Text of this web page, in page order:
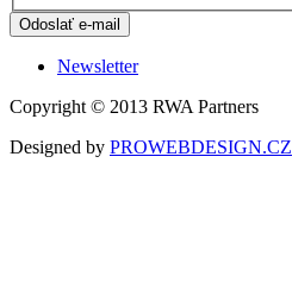
Odoslať e-mail
Newsletter
Copyright © 2013 RWA Partners
Designed by PROWEBDESIGN.CZ